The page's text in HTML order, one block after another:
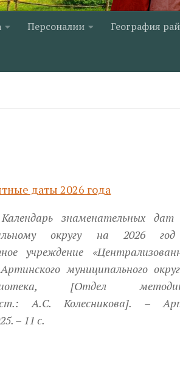
Персоналии География
даты 2026 года
знаменательных
округу на 2026
учреждение
муниципального
[Отдел
А.С. Колесникова]. –
– 11 с.
Next